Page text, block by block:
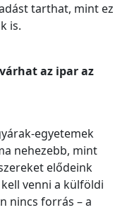
tarthat, mint ez
is.
az ipar az
egyetemek
nehezebb, mint
elődeink
venni a külföldi
nincs forrás – a